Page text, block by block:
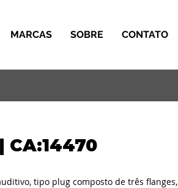
MARCAS SOBRE CONTATO
CA:14470
tipo plug composto de três flanges,